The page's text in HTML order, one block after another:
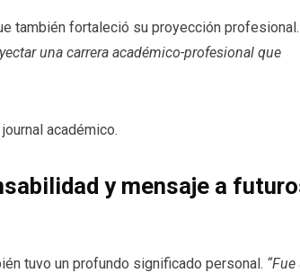
también fortaleció su proyección profesional.
una carrera académico-profesional que
académico.
y mensaje a
tuvo un profundo significado personal.